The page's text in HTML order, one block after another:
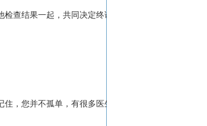
查结果一起，共同决定终诊
，您并不孤单，有很多医生